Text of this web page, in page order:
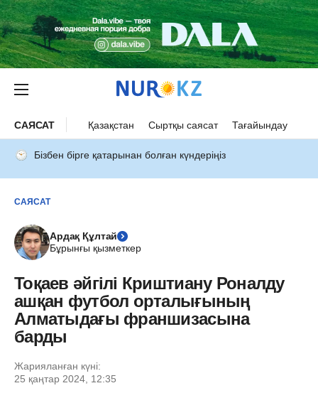
САЯСАТ Қазақстан Сыртқы саясат Тағайындау
Бізбен бірге қатарынан болған күндеріңіз
САЯСАТ
Ардақ Құлтай
Бұрынғы қызметкер
Тоқаев әйгілі Криштиану Роналду
ашқан футбол орталығының
Алматыдағы франшизасына
барды
Жарияланған күні:
25 қаңтар 2024, 12:35